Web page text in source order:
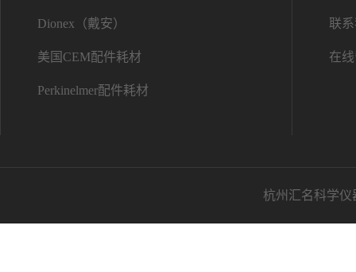
Dionex（戴安）
美国CEM配件耗材
Perkinelmer配件耗材
联
在
杭州汇名科学仪